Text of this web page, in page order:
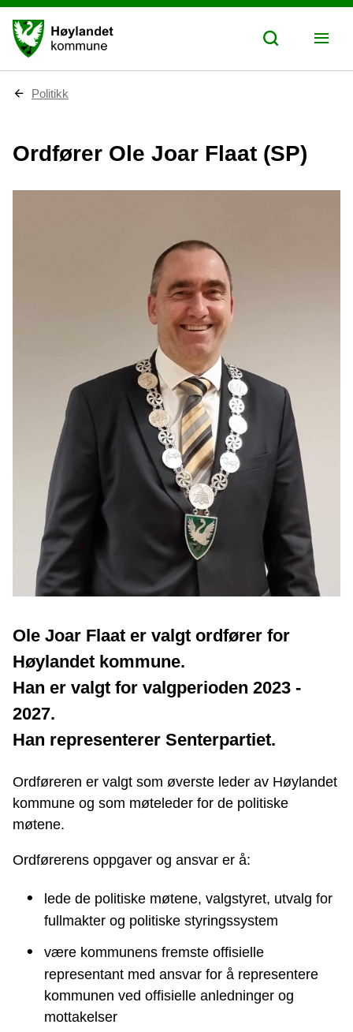
D
h
e
:
Politikk
Ordfører Ole Joar Flaat (SP)
Ole Joar Flaat er valgt ordfører for
Høylandet kommune.
Han er valgt for valgperioden 2023 -
2027.
Han representerer Senterpartiet.
Ordføreren er valgt som øverste leder av Høylandet
kommune og som møteleder for de politiske
møtene.
Ordførerens oppgaver og ansvar er å:
lede de politiske møtene, valgstyret, utvalg for
fullmakter og politiske styringssystem
være kommunens fremste offisielle
representant med ansvar for å representere
kommunen ved offisielle anledninger og
mottakelser